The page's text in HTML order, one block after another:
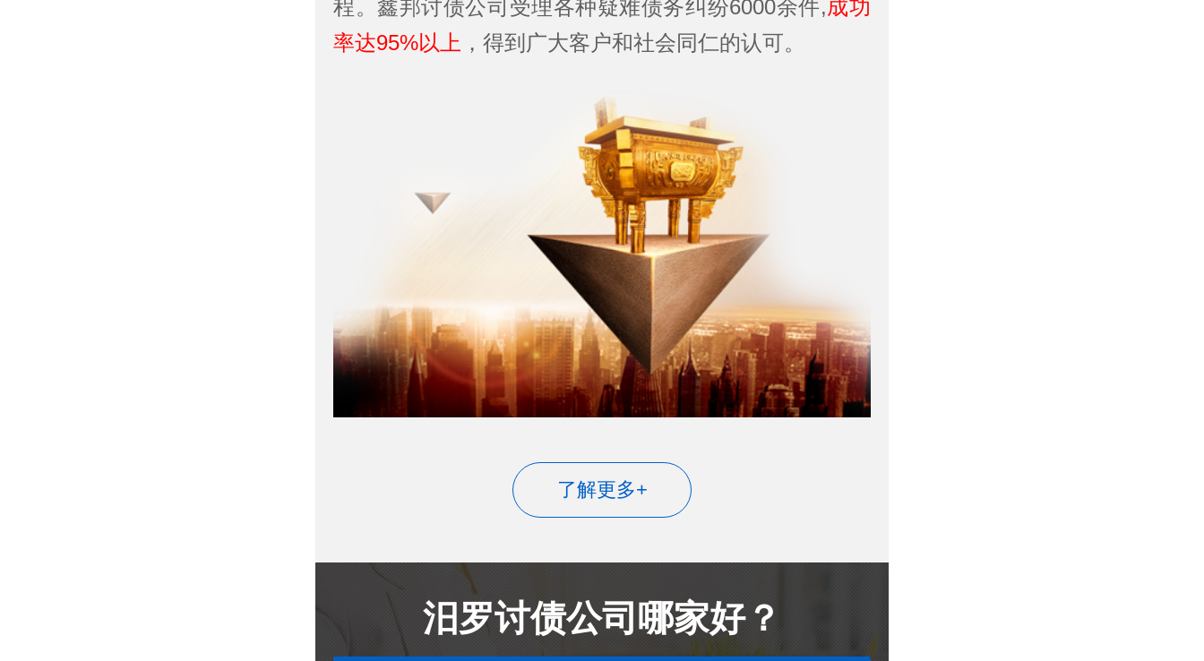
程。鑫邦讨债公司受理各种疑难债务纠纷6000余件,成功
率达95%以上 ，得到广大客户和社会同仁的认可。
了解更多+
汨罗讨债公司哪家好？